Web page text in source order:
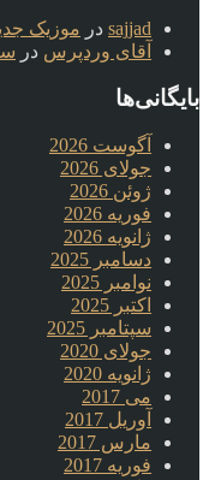
sajjad در موزیک
آقای وردپرس در
بایگانی‌ها
آگوست 2026
جولای 2026
ژوئن 2026
فوریه 2026
ژانویه 2026
دسامبر 2025
نوامبر 2025
اکتبر 2025
سپتامبر 2025
جولای 2020
ژانویه 2020
می 2017
آوریل 2017
مارس 2017
فوریه 2017